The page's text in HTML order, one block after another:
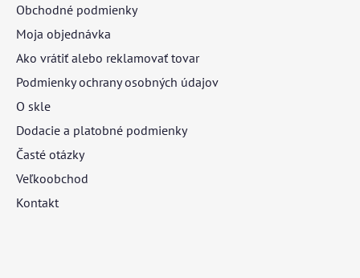
Obchodné podmienky
Moja objednávka
Ako vrátiť alebo reklamovať tovar
Podmienky ochrany osobných údajov
O skle
Dodacie a platobné podmienky
Časté otázky
Veľkoobchod
Kontakt